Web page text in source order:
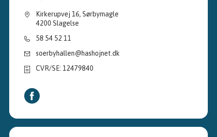
Kirkerupvej 16, Sørbymagle
4200 Slagelse
58 54 52 11
soerbyhallen@hashojnet.dk
CVR/SE: 12479840